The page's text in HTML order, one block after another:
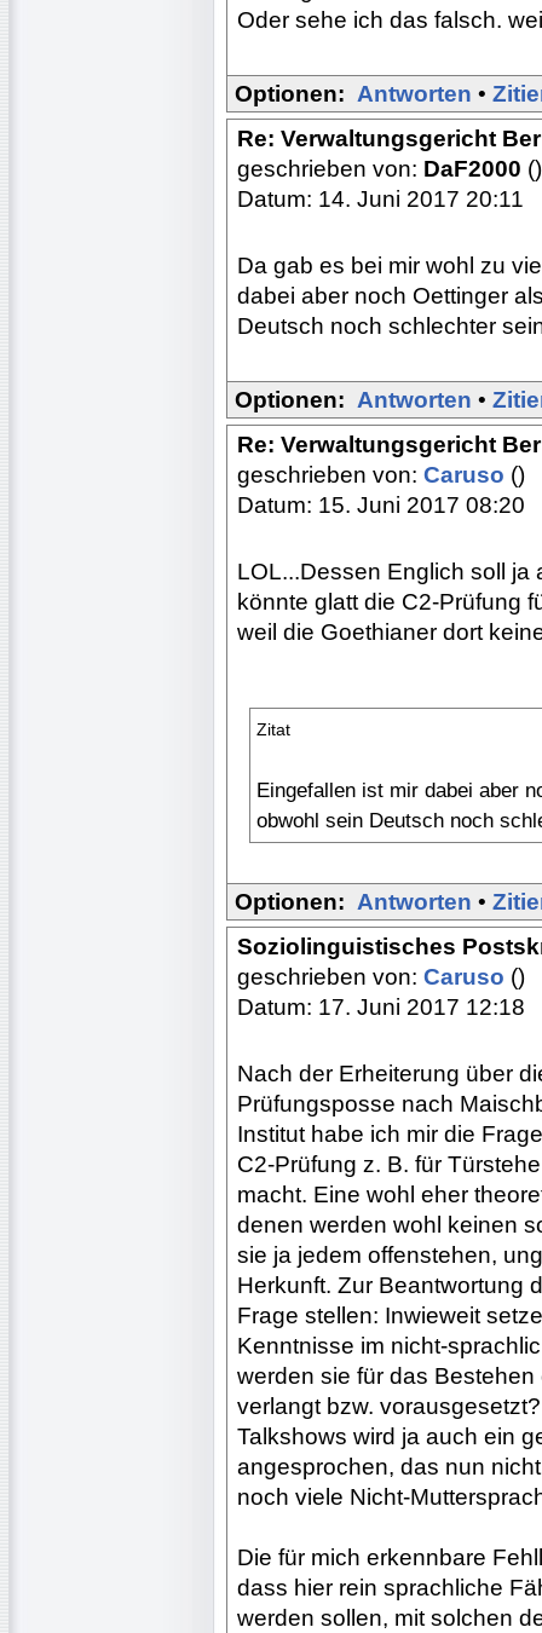
Oder sehe ich das falsch.
Optionen: Antworten •
Re: Verwaltungsgericht
geschrieben von: DaF2000 ()
Datum: 14. Juni 2017 20:11
Da gab es bei mir wohl zu
dabei aber noch Oettinger
Deutsch noch schlechter
Optionen: Antworten •
Re: Verwaltungsgericht
geschrieben von: Caruso ()
Datum: 15. Juni 2017 08:20
LOL...Dessen Englich soll
könnte glatt die C2-Prüfung
weil die Goethianer dort
Zitat
Eingefallen ist mir dabei aber
obwohl sein Deutsch noch
Optionen: Antworten •
Soziolinguistisches
geschrieben von: Caruso ()
Datum: 17. Juni 2017 12:18
Nach der Erheiterung über
Prüfungsposse nach
Institut habe ich mir die
C2-Prüfung z. B. für
macht. Eine wohl eher
denen werden wohl keinen
sie ja jedem offenstehen,
Herkunft. Zur Beantwortung
Frage stellen: Inwieweit
Kenntnisse im nicht-
werden sie für das
verlangt bzw.
Talkshows wird ja auch ein
angesprochen, das nun
noch viele Nicht-
Die für mich erkennbare
dass hier rein sprachliche
werden sollen, mit solchen